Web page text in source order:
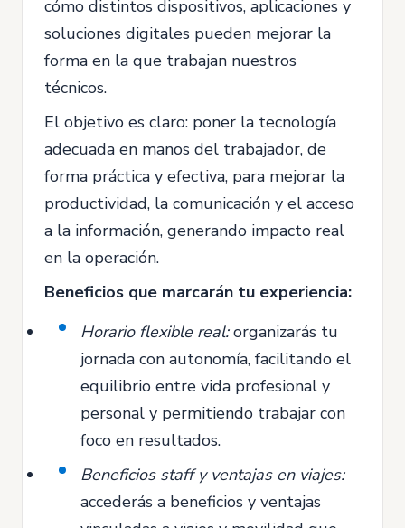
cómo distintos dispositivos, aplicaciones y
soluciones digitales pueden mejorar la
forma en la que trabajan nuestros
técnicos.
El objetivo es claro: poner la tecnología
adecuada en manos del trabajador, de
forma práctica y efectiva, para mejorar la
productividad, la comunicación y el acceso
a la información, generando impacto real
en la operación.
Beneficios que marcarán tu experiencia:
Horario flexible real:organizarás tu
jornada con autonomía, facilitando el
equilibrio entre vida profesional y
personal y permitiendo trabajar con
foco en resultados.
Beneficios staff y ventajas en viajes:
accederás a beneficios y ventajas